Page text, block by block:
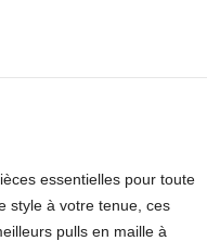
essentielles pour toute
style à votre tenue, ces
pulls en maille à